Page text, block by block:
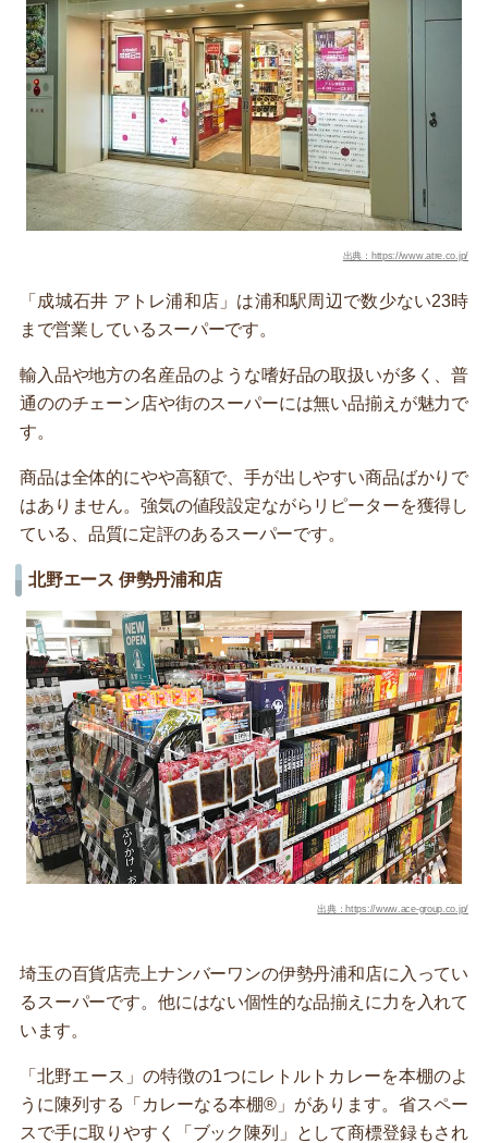
出典：https://www.atre.co.jp/
「成城石井 アトレ浦和店」は浦和駅周辺で数少ない23時
まで営業しているスーパーです。
輸入品や地方の名産品のような嗜好品の取扱いが多く、普
通ののチェーン店や街のスーパーには無い品揃えが魅力で
す。
商品は全体的にやや高額で、手が出しやすい商品ばかりで
はありません。強気の値段設定ながらリピーターを獲得し
ている、品質に定評のあるスーパーです。
北野エース 伊勢丹浦和店
出典：https://www.ace-group.co.jp/
埼玉の百貨店売上ナンバーワンの伊勢丹浦和店に入ってい
るスーパーです。他にはない個性的な品揃えに力を入れて
います。
「北野エース」の特徴の1つにレトルトカレーを本棚のよ
うに陳列する「カレーなる本棚®」があります。省スペー
スで手に取りやすく「ブック陳列」として商標登録もされ